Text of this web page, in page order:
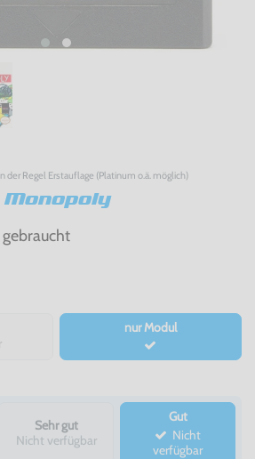
der Regel Erstauflage (Platinum o.ä. möglich)
Monopoly
nur Modul
Sehr gut
Nicht verfügbar
Gut
verfügbar